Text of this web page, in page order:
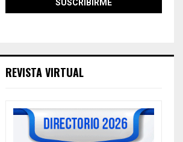
REVISTA VIRTUAL